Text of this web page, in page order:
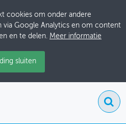
cookies om onder andere
via Google Analytics en om content
en te delen. Meer informatie
sluiten